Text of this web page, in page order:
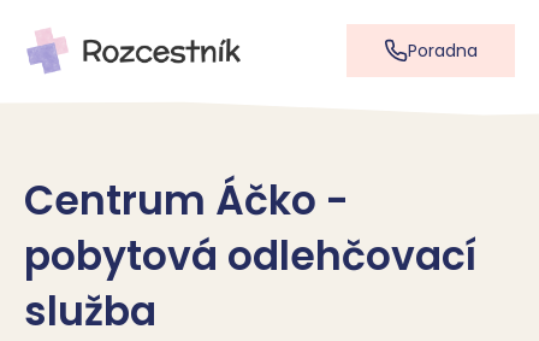
Poradna
Centrum Áčko -
pobytová odlehčovací
služba